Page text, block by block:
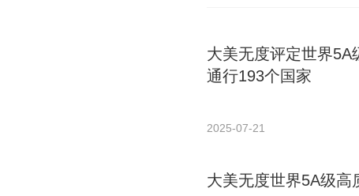
大美无度评定世界5A
通行193个国家
2025-07-21
大美无度世界5A级高